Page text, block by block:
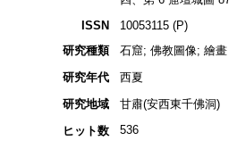
ISSN
10053115 (P)
研究種類
石窟; 佛教圖像; 繪畫
研究年代
西夏
研究地域
甘肅(安西東千佛洞)
ヒット数
536